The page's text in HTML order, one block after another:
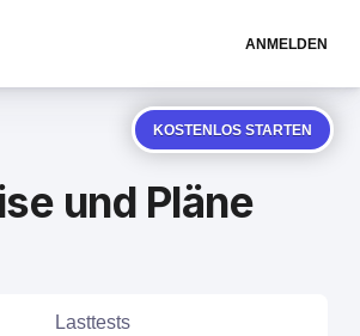
ANMELDEN
KOSTENLOS STARTEN
und Pläne
Lasttests